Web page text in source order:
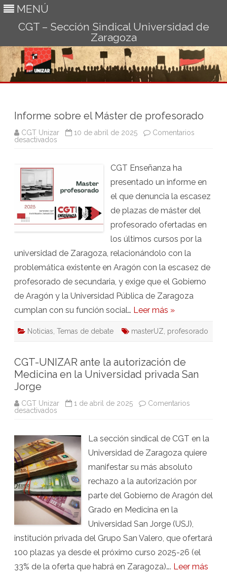
MENÚ
CGT – Sección Sindical Universidad de
Zaragoza
Informe sobre el Máster de profesorado
CGT Unizar 10 de abril de 2025
Comentarios
desactivados
profesorado
CGT Enseñanza ha
presentado un informe en
el que denuncia la escasez
de plazas de máster del
profesorado ofertadas en
los últimos cursos por la
universidad de Zaragoza, relacionándolo con la
problemática existente en Aragón con la escasez de
profesorado de secundaria, y exige que el Gobierno
de Aragón y la Universidad Pública de Zaragoza
cumplan con su función social… Leer más »
Noticias Temas de debate masterUZ profesorado
CGT-UNIZAR ante la autorización de
Medicina en la Universidad privada San
Jorge
CGT Unizar 1 de abril de 2025
Comentarios
desactivados
la
autorización
de
Medicina
en
la
Universidad
privada
San
Jorge
La sección sindical de CGT en la
Universidad de Zaragoza quiere
manifestar su más absoluto
rechazo a la autorización por
parte del Gobierno de Aragón del
Grado en Medicina en la
Universidad San Jorge (USJ),
institución privada del Grupo San Valero, que ofertará
100 plazas ya desde el próximo curso 2025-26 (el
33% de la oferta que habrá en Zaragoza)…. Leer más